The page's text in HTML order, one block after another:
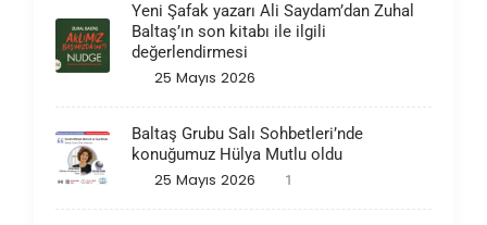
Yeni Şafak yazarı Ali Saydam’dan Zuhal
Baltaş’ın son kitabı ile ilgili
değerlendirmesi
25 Mayıs 2026
Baltaş Grubu Salı Sohbetleri’nde
konuğumuz Hülya Mutlu oldu
25 Mayıs 2026 1